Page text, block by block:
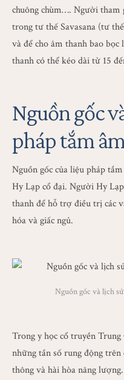
chuông chùm…. Người tham
trong tư thế Savasana (tư
và để cho âm thanh bao
thanh có thể kéo dài từ 15
Nguồn gốc
pháp tắm
Nguồn gốc của liệu pháp
Hy Lạp cổ đại. Người Hy
thanh để hỗ trợ điều trị các
hóa và giấc ngủ.
Nguồn gốc và lịch
Trong y học cổ truyền
những tần số rung động
thông và hài hòa năng